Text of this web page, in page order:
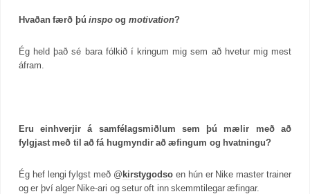
Hvaðan færð þú inspoog motivation?
Ég held það sé bara fólkið í kringum mig sem að hvetur mig mest
áfram.
Eru einhverjir á samfélagsmiðlum sem þú mælir með að
fylgjast með til að fá hugmyndir að æfingum og hvatningu?
Ég hef lengi fylgst með @ kirstygodso en hún er Nike master trainer
og er því alger Nike-ari og setur oft inn skemmtilegar æfingar.